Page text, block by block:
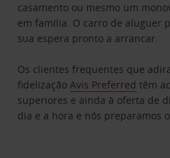
casamento ou mesmo um
em família. O carro de aluguer
sua espera pronto a arrancar.
Os clientes frequentes que
fidelizaçãoAvis Preferred têm
superiores e ainda à oferta de
dia e a hora e nós preparamos